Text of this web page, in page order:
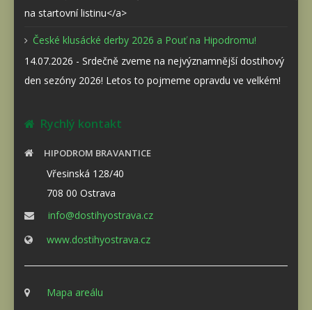
na startovní listinu</a>
České klusácké derby 2026 a Pouť na Hipodromu!
14.07.2026 - Srdečně zveme na nejvýznamnější dostihový
den sezóny 2026! Letos to pojmeme opravdu ve velkém!
Rychlý kontakt
HIPODROM BRAVANTICE
Vřesinská 128/40
708 00 Ostrava
info@dostihyostrava.cz
www.dostihyostrava.cz
Mapa areálu